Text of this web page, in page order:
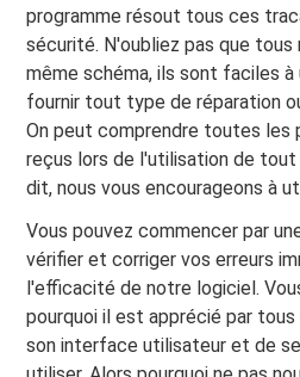
programme résout tous ces
sécurité. N'oubliez pas que
même schéma, ils sont faciles
fournir tout type de réparation
On peut comprendre toutes
reçus lors de l'utilisation de tout
dit, nous vous encourageons à
Vous pouvez commencer par
vérifier et corriger vos erreurs
l'efficacité de notre logiciel.
pourquoi il est apprécié par
son interface utilisateur et de